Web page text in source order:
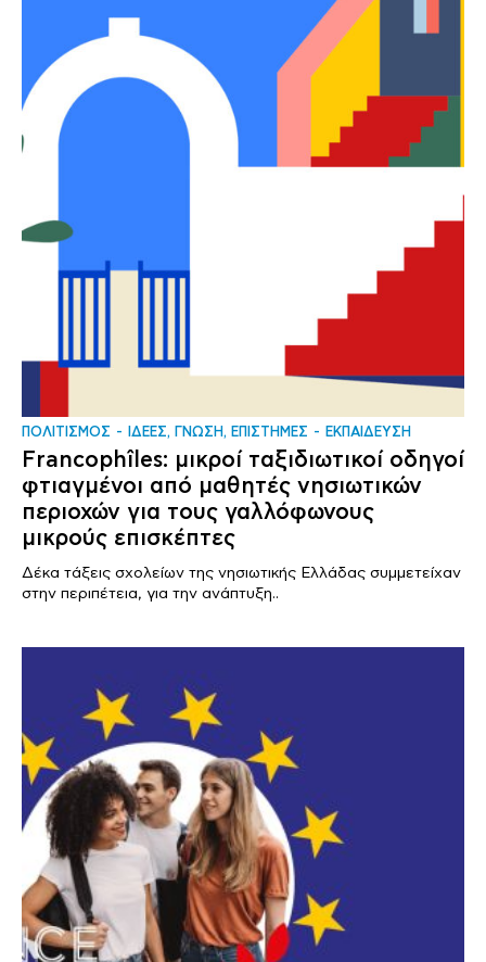
ΠΟΛΙΤΙΣΜΟΣ ΙΔΕΕΣ, ΓΝΩΣΗ, ΕΠΙΣΤΗΜΕΣ ΕΚΠΑΙΔΕΥΣΗ
Francophîles: μικροί ταξιδιωτικοί οδηγοί
φτιαγμένοι από μαθητές νησιωτικών
περιοχών για τους γαλλόφωνους
μικρούς επισκέπτες
Δέκα τάξεις σχολείων της νησιωτικής Ελλάδας συμμετείχαν
στην περιπέτεια, για την ανάπτυξη..